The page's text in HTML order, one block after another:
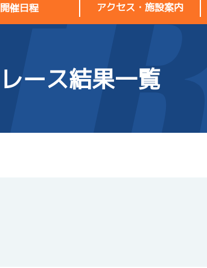
開催日程 アクセス・施設案内
施設案内
レース結果一覧